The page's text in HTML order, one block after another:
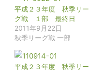
平成２３年度 秋季リー
グ戦 １部 最終日
2011年9月22日
秋季リーグ戦 一部
平成２３年度 秋季リー